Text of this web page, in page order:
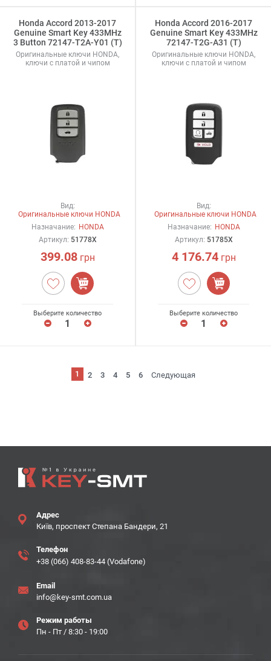
Honda Accord 2013-2017
Genuine Smart Key 433MHz
3 Button 72147-T2A-Y01 (T)
Оригинальные ключи HONDA,
ключи с платой и чипом
Вид:
Оригинальные ключи HONDA
Назначание: HONDA
Артикул: 51778X
399.08грн
Выберите количество
Honda Accord 2016-2017
Genuine Smart Key 433MHz
72147-T2G-A31 (T)
Оригинальные ключи HONDA,
ключи с платой и чипом
Вид:
Оригинальные ключи HONDA
Назначание: HONDA
Артикул: 51785X
4 176.74грн
Выберите количество
1 2 3 4 5 6 Следующая
Адрес
Київ, проспект Степана Бандери, 21
Телефон
+38 (066) 408-83-44 (Vodafone)
Email
info@key-smt.com.ua
Режим работы
Пн - Пт / 8:30 - 19:00